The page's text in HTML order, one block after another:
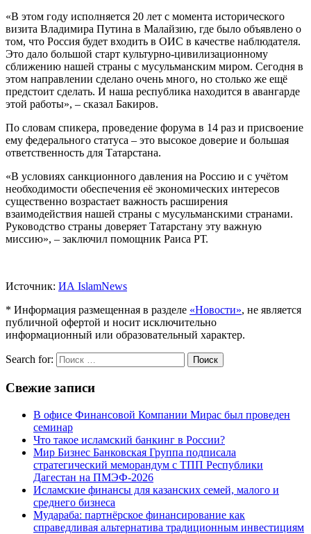
«В этом году исполняется 20 лет с момента исторического
визита Владимира Путина в Малайзию, где было объявлено о
том, что Россия будет входить в ОИС в качестве наблюдателя.
Это дало большой старт культурно-цивилизационному
сближению нашей страны с мусульманским миром. Сегодня в
этом направлении сделано очень много, но столько же ещё
предстоит сделать. И наша республика находится в авангарде
этой работы», – сказал Бакиров.
По словам спикера, проведение форума в 14 раз и присвоение
ему федерального статуса – это высокое доверие и большая
ответственность для Татарстана.
«В условиях санкционного давления на Россию и с учётом
необходимости обеспечения её экономических интересов
существенно возрастает важность расширения
взаимодействия нашей страны с мусульманскими странами.
Руководство страны доверяет Татарстану эту важную
миссию», – заключил помощник Раиса РТ.
Источник: ИА IslamNews
* Информация размещенная в разделе «Новости», не является
публичной офертой и носит исключительно
информационный или образовательный характер.
Search for: Поиск
Свежие записи
В офисе Финансовой Компании Мирас был проведен
семинар
Что такое исламский банкинг в России?
Мир Бизнес Банковская Группа подписала
стратегический меморандум с ТПП Республики
Дагестан на ПМЭФ-2026
Исламские финансы для казанских семей, малого и
среднего бизнеса
Мудараба: партнёрское финансирование как
справедливая альтернатива традиционным инвестициям